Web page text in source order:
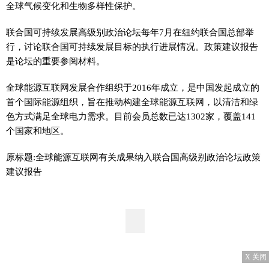
全球气候变化和生物多样性保护。
联合国可持续发展高级别政治论坛每年7月在纽约联合国总部举
行，讨论联合国可持续发展目标的执行进展情况。政策建议报告
是论坛的重要参阅材料。
全球能源互联网发展合作组织于2016年成立，是中国发起成立的
首个国际能源组织，旨在推动构建全球能源互联网，以清洁和绿
色方式满足全球电力需求。目前会员总数已达1302家，覆盖141
个国家和地区。
原标题:全球能源互联网有关成果纳入联合国高级别政治论坛政策
建议报告
X 关闭